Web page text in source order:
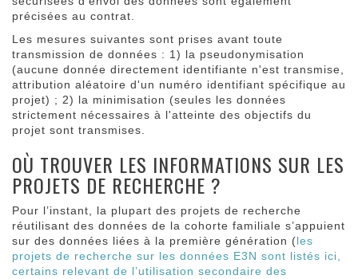
précisées au contrat.
Les mesures suivantes sont prises avant toute
transmission de données : 1) la pseudonymisation
(aucune donnée directement identifiante n'est transmise,
attribution aléatoire d'un numéro identifiant spécifique au
projet) ; 2) la minimisation (seules les données
strictement nécessaires à l'atteinte des objectifs du
projet sont transmises.
OÙ TROUVER LES INFORMATIONS SUR LES
PROJETS DE RECHERCHE ?
Pour l’instant, la plupart des projets de recherche
réutilisant des données de la cohorte familiale s’appuient
sur des données liées à la première génération (les
projets de recherche sur les données E3N sont listés ici,
certains relevant de l’utilisation secondaire des